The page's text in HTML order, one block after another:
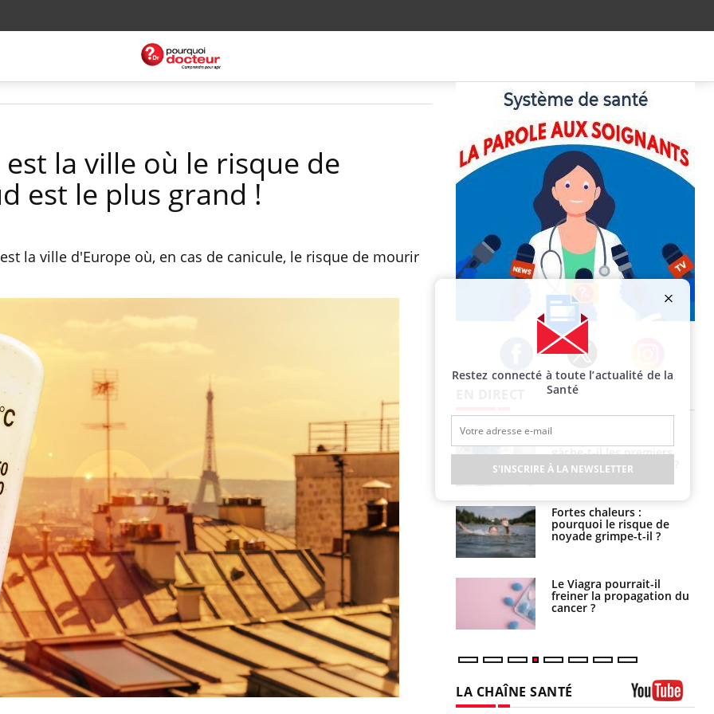
la ville où le risque de
est le plus grand !
la ville d'Europe où, en cas de canicule, le risque de mourir
Facebook Twitter Instagram
Cytomégalovirus : ce qui
enceintes
La sieste empêche-t-elle
de dormir la nuit ?
VIH : la fin du comprimé
tous les jours se profile-t-
elle enfin ?
gâche-t-il les premiers
jours de vos vacances ?
Fortes chaleurs :
pourquoi le risque de
noyade grimpe-t-il ?
Le Viagra pourrait-il
freiner la propagation du
cancer ?
de protéines pourrait
finalement être bénéfique
Grossesse et chaleur : ce
que dit la science
Le smartphone nuit-il à
l'apprentissage de la
lecture ?
LA CHAÎNE SANTÉ
Restez connecté à toute l’actualité de la
Santé
S'INSCRIRE À LA NEWSLETTER